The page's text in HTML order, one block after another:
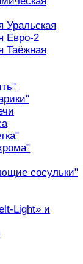
Уральская
Евро-2
Таёжная
сосульки"
Light» и